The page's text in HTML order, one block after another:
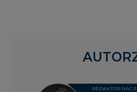
REDAKTOR